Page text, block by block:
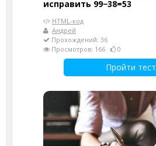
исправить 99−38=53
HTML-код
Андрей
Прохождений: 36
Просмотров: 166
0
Пройти тест